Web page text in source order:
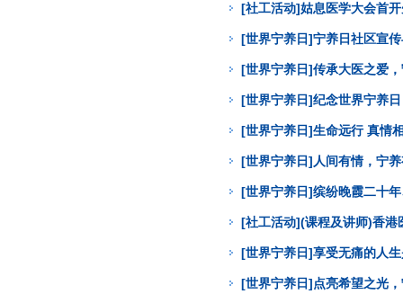
[社工活动]姑息医学大会首
[世界宁养日]宁养日社区宣
[世界宁养日]传承大医之爱
[世界宁养日]纪念世界宁养
[世界宁养日]生命远行 真情
[世界宁养日]人间有情，宁
[世界宁养日]缤纷晚霞二十
[社工活动](课程及讲师)香
[世界宁养日]享受无痛的人
[世界宁养日]点亮希望之光